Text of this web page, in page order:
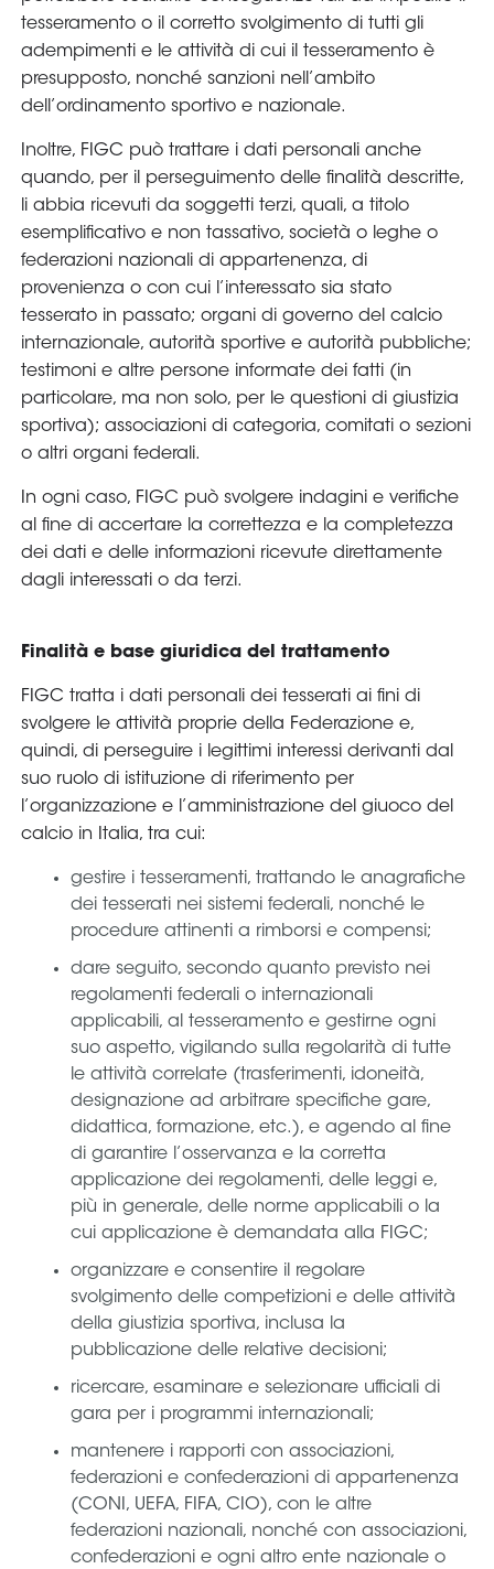
tesseramento o il corretto svolgimento di tutti gli
adempimenti e le attività di cui il tesseramento è
presupposto, nonché sanzioni nell’ambito
dell’ordinamento sportivo e nazionale.
Inoltre, FIGC può trattare i dati personali anche
quando, per il perseguimento delle finalità descritte,
li abbia ricevuti da soggetti terzi, quali, a titolo
esemplificativo e non tassativo, società o leghe o
federazioni nazionali di appartenenza, di
provenienza o con cui l’interessato sia stato
tesserato in passato; organi di governo del calcio
internazionale, autorità sportive e autorità pubbliche;
testimoni e altre persone informate dei fatti (in
particolare, ma non solo, per le questioni di giustizia
sportiva); associazioni di categoria, comitati o sezioni
o altri organi federali.
In ogni caso, FIGC può svolgere indagini e verifiche
al fine di accertare la correttezza e la completezza
dei dati e delle informazioni ricevute direttamente
dagli interessati o da terzi.
Finalità e base giuridica del trattamento
FIGC tratta i dati personali dei tesserati ai fini di
svolgere le attività proprie della Federazione e,
quindi, di perseguire i legittimi interessi derivanti dal
suo ruolo di istituzione di riferimento per
l’organizzazione e l’amministrazione del giuoco del
calcio in Italia, tra cui:
gestire i tesseramenti, trattando le anagrafiche
dei tesserati nei sistemi federali, nonché le
procedure attinenti a rimborsi e compensi;
dare seguito, secondo quanto previsto nei
regolamenti federali o internazionali
applicabili, al tesseramento e gestirne ogni
suo aspetto, vigilando sulla regolarità di tutte
le attività correlate (trasferimenti, idoneità,
designazione ad arbitrare specifiche gare,
didattica, formazione, etc.), e agendo al fine
di garantire l’osservanza e la corretta
applicazione dei regolamenti, delle leggi e,
più in generale, delle norme applicabili o la
cui applicazione è demandata alla FIGC;
organizzare e consentire il regolare
svolgimento delle competizioni e delle attività
della giustizia sportiva, inclusa la
pubblicazione delle relative decisioni;
ricercare, esaminare e selezionare ufficiali di
gara per i programmi internazionali;
mantenere i rapporti con associazioni,
federazioni e confederazioni di appartenenza
(CONI, UEFA, FIFA, CIO), con le altre
federazioni nazionali, nonché con associazioni,
confederazioni e ogni altro ente nazionale o